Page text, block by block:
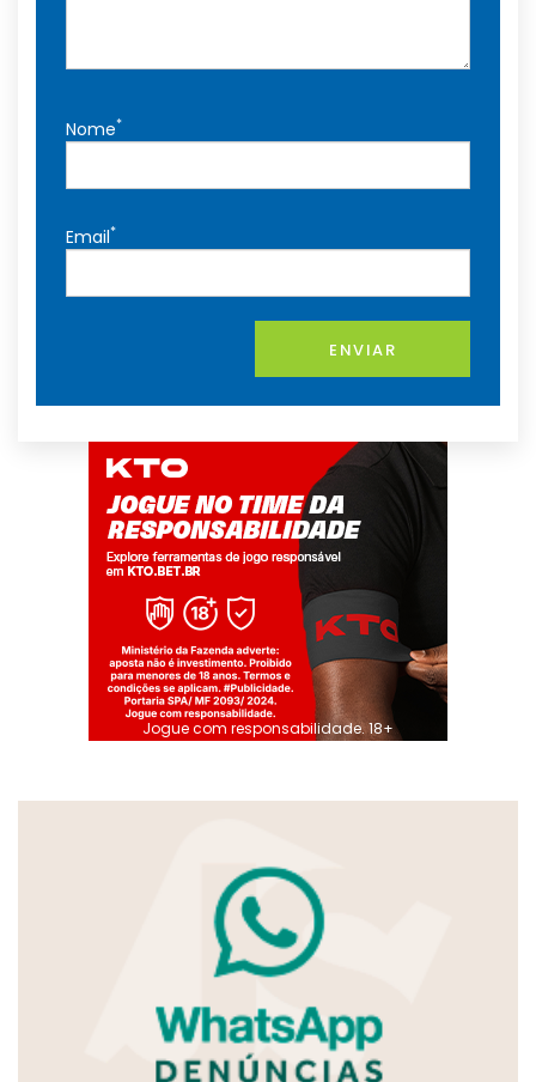
Nome*
Email*
ENVIAR
Jogue com responsabilidade. 18+